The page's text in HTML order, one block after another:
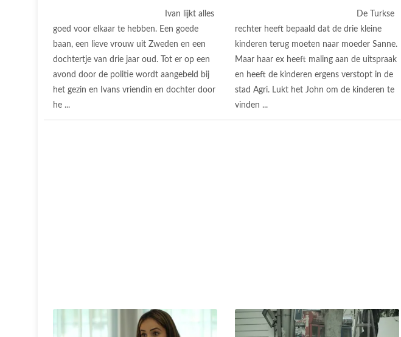
Ivan lijkt alles
goed voor elkaar te hebben. Een goede
baan, een lieve vrouw uit Zweden en een
dochtertje van drie jaar oud. Tot er op een
avond door de politie wordt aangebeld bij
het gezin en Ivans vriendin en dochter door
he ...
De Turkse
rechter heeft bepaald dat de drie kleine
kinderen terug moeten naar moeder Sanne.
Maar haar ex heeft maling aan de uitspraak
en heeft de kinderen ergens verstopt in de
stad Agri. Lukt het John om de kinderen te
vinden ...